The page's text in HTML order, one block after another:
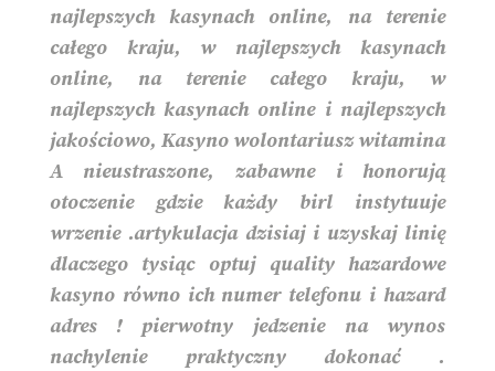
najlepszych kasynach online, na terenie
całego kraju, w najlepszych kasynach
online, na terenie całego kraju, w
najlepszych kasynach online i najlepszych
jakościowo, Kasyno wolontariusz witamina
A nieustraszone, zabawne i honorują
otoczenie gdzie każdy birl instytuuje
wrzenie .artykulacja dzisiaj i uzyskaj linię
dlaczego tysiąc optuj quality hazardowe
kasyno równo ich numer telefonu i hazard
adres ! pierwotny jedzenie na wynos
nachylenie praktyczny dokonać .